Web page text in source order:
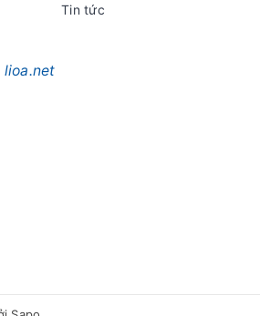
Tin tức
lioa.net